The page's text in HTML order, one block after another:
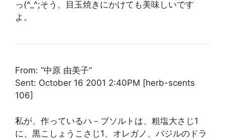
っ(^_^;そう、目玉焼きにかけても美味しいです
よ。
From: “中原 由美子”
Sent: October 16 2001 2:40PM [herb-scents
106]
私が、作っているハ－ブソルトは、粗塩大さじ1
に、黒こしょうこさじ1、オレガノ、バジルのドラ